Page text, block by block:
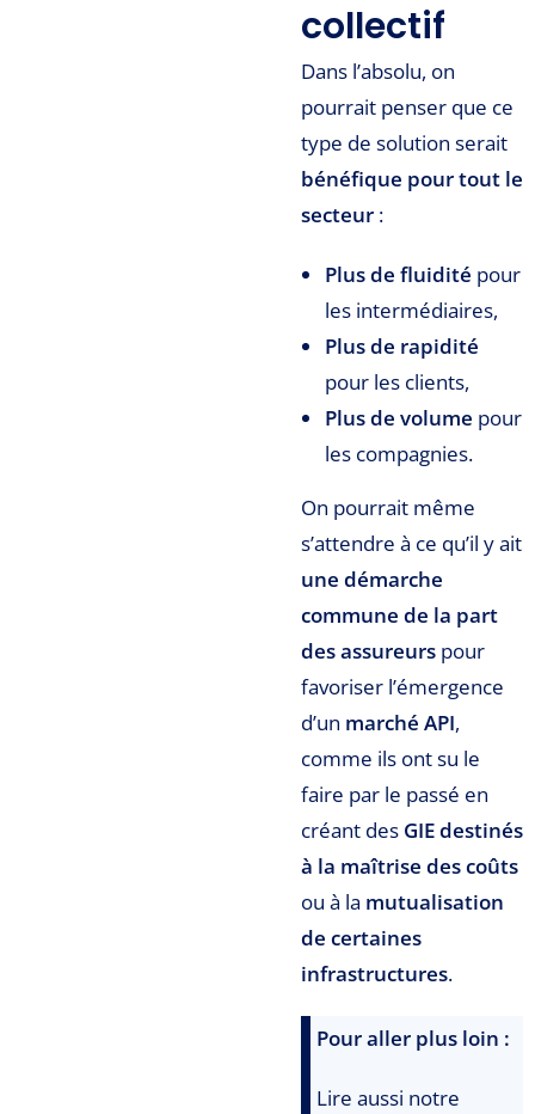
collectif
Dans l’absolu, on
pourrait penser que ce
type de solution serait
bénéfique pour tout le
secteur:
Plus de fluidité pour
les intermédiaires,
Plus de rapidité
pour les clients,
Plus de volume pour
les compagnies.
On pourrait même
s’attendre à ce qu’il y ait
une démarche
commune de la part
des assureurspour
favoriser l’émergence
d’un marché API,
comme ils ont su le
faire par le passé en
créant des GIE destinés
à la maîtrise des coûts
ou à la mutualisation
de certaines
infrastructures.
Pour aller plus loin :
Lire aussi notre